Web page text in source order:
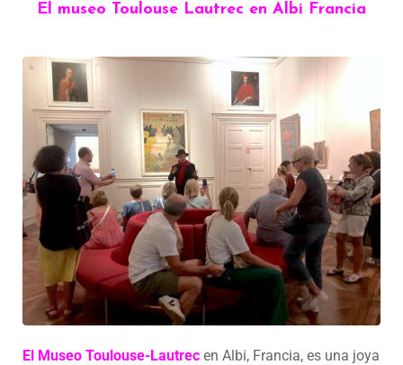
El museo Toulouse Lautrec en Albi Francia
El Museo Toulouse-Lautrec en Albi, Francia, es una joya